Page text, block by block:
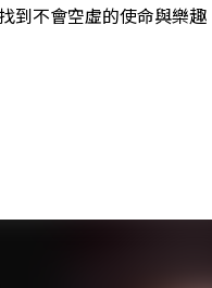
到不會空虛的使命與樂趣